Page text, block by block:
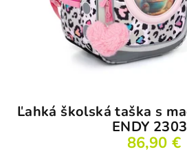
Ľahká školská taška s
ENDY
86,90 €